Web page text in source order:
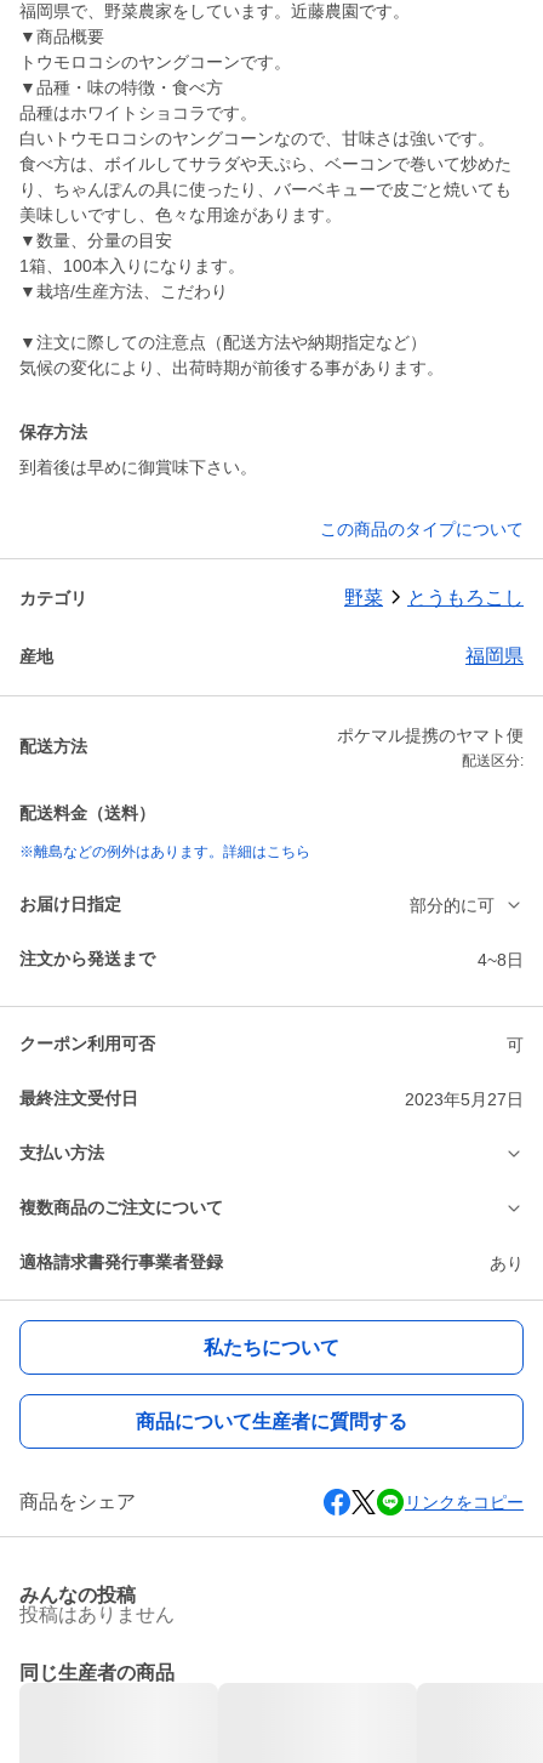
福岡県で、野菜農家をしています。近藤農園です。
▼商品概要
トウモロコシのヤングコーンです。
▼品種・味の特徴・食べ方
品種はホワイトショコラです。
白いトウモロコシのヤングコーンなので、甘味さは強いです。
食べ方は、ボイルしてサラダや天ぷら、ベーコンで巻いて炒めた
り、ちゃんぽんの具に使ったり、バーベキューで皮ごと焼いても
美味しいですし、色々な用途があります。
▼数量、分量の目安
1箱、100本入りになります。
▼栽培/生産方法、こだわり
▼注文に際しての注意点（配送方法や納期指定など）
保存方法
到着後は早めに御賞味下さい。
この商品のタイプについて
カテゴリ 野菜 とうもろこし
産地 福岡県
配送方法
ポケマル提携のヤマト便
配送区分:
配送料金（送料）
※離島などの例外はあります。詳細はこちら
お届け日指定 部分的に可
注文から発送まで 4~8日
クーポン利用可否 可
最終注文受付日 2023年5月27日
支払い方法
複数商品のご注文について
適格請求書発行事業者登録 あり
私たちについて
商品について生産者に質問する
商品をシェア リンクをコピー
みんなの投稿
投稿はありません
同じ生産者の商品